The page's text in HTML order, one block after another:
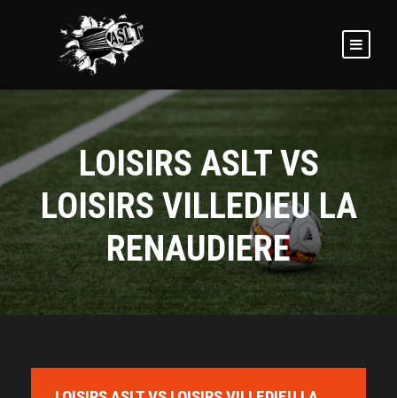
LOISIRS ASLT VS
LOISIRS VILLEDIEU LA
RENAUDIERE